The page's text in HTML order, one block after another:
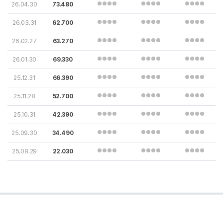
26.04.30 73.480
26.03.31 62.700
26.02.27 63.270
26.01.30 69.330
25.12.31 66.390
25.11.28 52.700
25.10.31 42.390
25.09.30 34.490
25.08.29 22.030